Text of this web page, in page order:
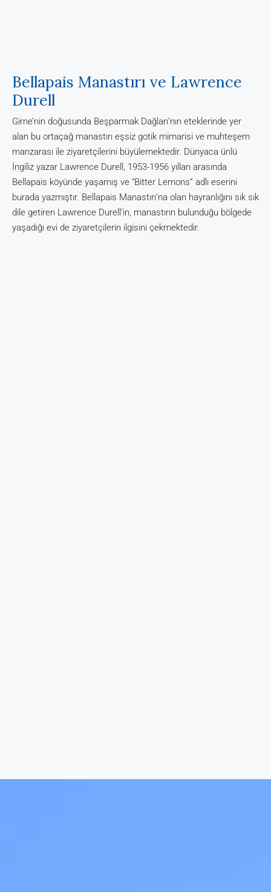
Bellapais Manastırı ve Lawrence
Durell
Girne’nin doğusunda Beşparmak Dağları’nın eteklerinde yer
alan bu ortaçağ manastırı eşsiz gotik mimarisi ve muhteşem
manzarası ile ziyaretçilerini büyülemektedir. Dünyaca ünlü
İngiliz yazar Lawrence Durell, 1953-1956 yılları arasında
Bellapais köyünde yaşamış ve “Bitter Lemons” adlı eserini
burada yazmıştır. Bellapais Manastırı’na olan hayranlığını sık sık
dile getiren Lawrence Durell’in, manastırın bulunduğu bölgede
yaşadığı evi de ziyaretçilerin ilgisini çekmektedir.